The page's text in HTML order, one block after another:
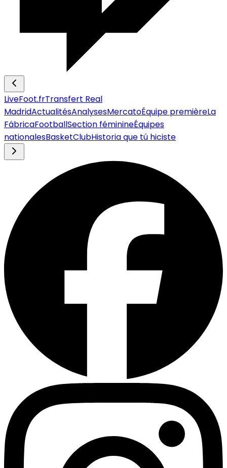
LiveFoot.frTransfert Real
MadridActualitésAnalysesMercatoÉquipe premièreLa
FábricaFootballSection féminineÉquipes
nationalesBasketClubHistoria que tú hiciste